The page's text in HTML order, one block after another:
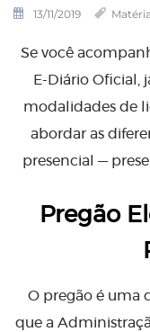
13/11/2019
Se você
E-Diário Oficial,
modalidades de
abordar as
presencial —
Pregão
O pregão é uma
que a